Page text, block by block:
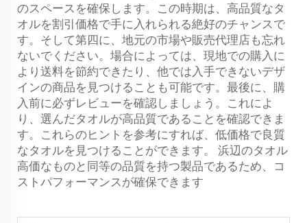
のスペースを確保します。この時期は、高品質なタ
オルを割引価格で手に入れられる絶好のチャンスで
す。そして第四に、地元の市場や販売代理店も忘れ
ないでください。場合によっては、現地での購入に
より送料を節約できたり、他では入手できないデザ
インの商品を見つけることも可能です。最後に、購
入前に必ずレビューを確認しましょう。これによ
り、選んだタオルが高品質であることを確認できま
す。これらのヒントを参考にすれば、低価格で良質
なタオルを見つけることができます。 浜辺のタオル
高価なものと同等の品質を持つ製品であるため、コ
ストパフォーマンスが確保できます